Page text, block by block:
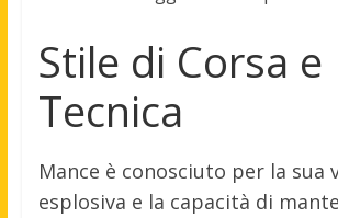
Stile di Corsa e
Tecnica
Mance è conosciuto per la sua
esplosiva e la capacità di